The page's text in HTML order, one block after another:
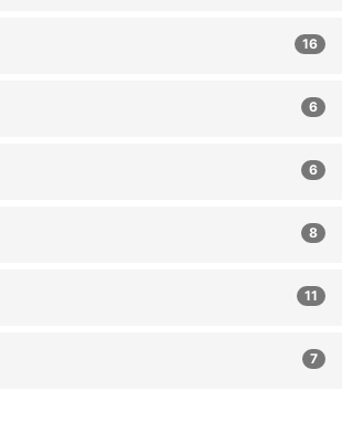
16
6
6
8
11
7